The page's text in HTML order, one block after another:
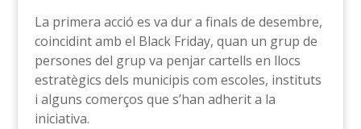
La primera acció es va dur a finals de desembre,
coincidint amb el Black Friday, quan un grup de
persones del grup va penjar cartells en llocs
estratègics dels municipis com escoles, instituts
i alguns comerços que s’han adherit a la
iniciativa.